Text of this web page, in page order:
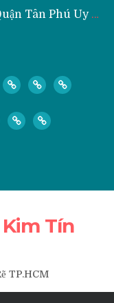
Sửa Tủ Lạnh Tại Nhà Quận Tân Phú Uy Tín Giá Rẻ
Nhà Quận 3
Tín
TP.HCM